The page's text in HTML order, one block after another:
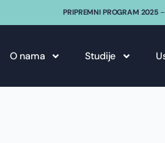
PRIPREMNI PROGRAM 2025–
O nama Studije